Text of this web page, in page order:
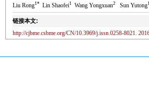
Liu Rong1*Lin Shaofei1Wang Yongxuan2Sun Yutong1
链接本文:
http://cjbme.csbme.org/CN/10.3969/j.issn.0258-8021.